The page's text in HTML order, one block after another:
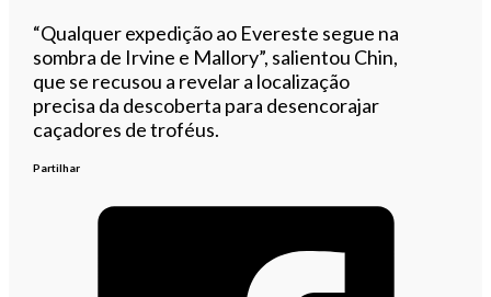
“Qualquer expedição ao Evereste segue na
sombra de Irvine e Mallory”, salientou Chin,
que se recusou a revelar a localização
precisa da descoberta para desencorajar
caçadores de troféus.
Partilhar